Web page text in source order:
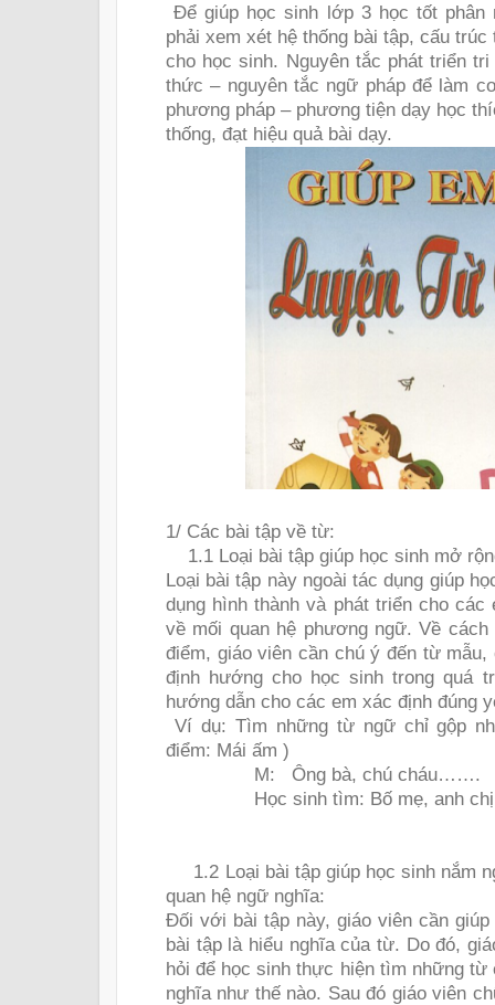
Để giúp học sinh lớp 3 học tốt phân
phải xem xét hệ thống bài tập, cấu
cho học sinh. Nguyên tắc phát triển
thức – nguyên tắc ngữ pháp để làm
phương pháp – phương tiện dạy học
thống, đạt hiệu quả bài dạy.
1/ Các bài tập về từ:
1.1 Loại bài tập giúp học sinh mở
Loại bài tập này ngoài tác dụng giúp
dụng hình thành và phát triển cho
về mối quan hệ phương ngữ. Về
điểm, giáo viên cần chú ý đến từ
định hướng cho học sinh trong quá
hướng dẫn cho các em xác định đúng
Ví dụ: Tìm những từ ngữ chỉ gộp
điểm: Mái ấm )
M:
Ông bà, chú cháu…….
Học sinh tìm: Bố mẹ, anh
1.2 Loại bài tập giúp học sinh nắm
quan hệ ngữ nghĩa:
Đối với bài tập này, giáo viên cần
bài tập là hiểu nghĩa của từ. Do đó,
hỏi để học sinh thực hiện tìm những
nghĩa như thế nào. Sau đó giáo viên